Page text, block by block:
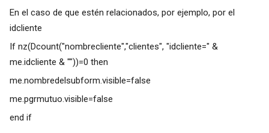
En el caso de que estén relacionados, por ejemplo, por el
idcliente
If nz(Dcount("nombrecliente","clientes", "idcliente=" &
me.idcliente & ""))=0 then
me.nombredelsubform.visible=false
me.pgrmutuo.visible=false
end if